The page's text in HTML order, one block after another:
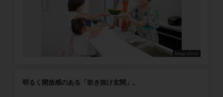
Image photo
明るく開放感のある「吹き抜け玄関」。